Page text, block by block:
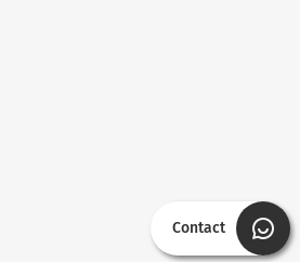
Contact